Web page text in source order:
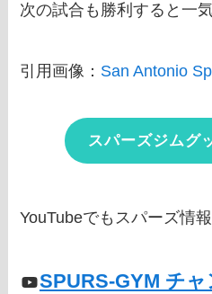
次の試合も勝利すると一
引用画像： San Antonio
スパーズジムグ
YouTubeでもスパーズ情
SPURS-GYM チ